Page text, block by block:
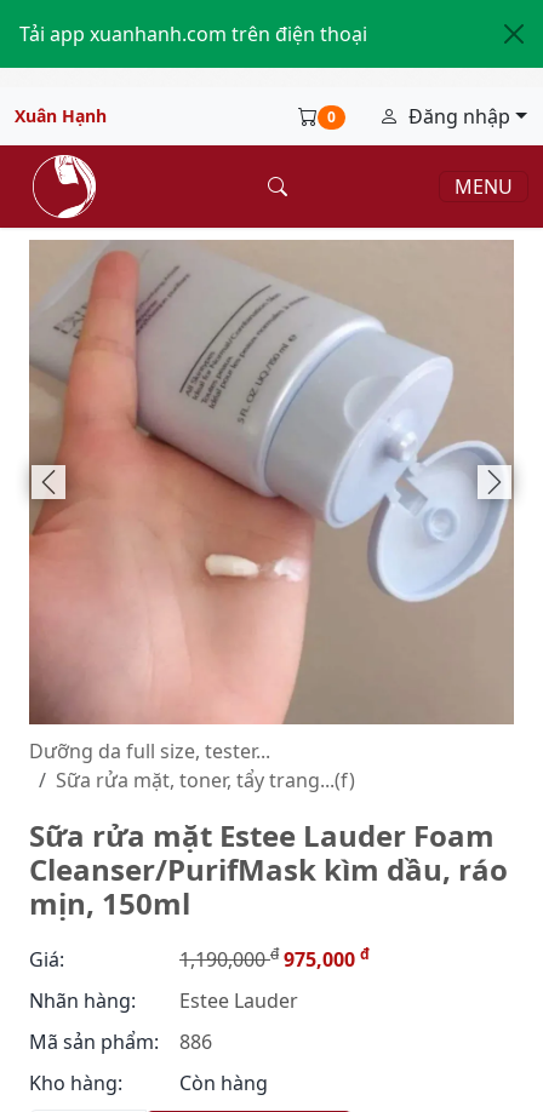
Tải app xuanhanh.com trên điện thoại
Xuân Hạnh 0 Đăng nhập
MENU
Dưỡng da full size, tester...
Sữa rửa mặt, toner, tẩy trang...(f)
Sữa rửa mặt Estee Lauder Foam
Cleanser/PurifMask kìm dầu, ráo
mịn, 150ml
Giá: 1,190,000đ 975,000 đ
Nhãn hàng:
Estee Lauder
Mã sản phẩm:
886
Kho hàng:
Còn hàng